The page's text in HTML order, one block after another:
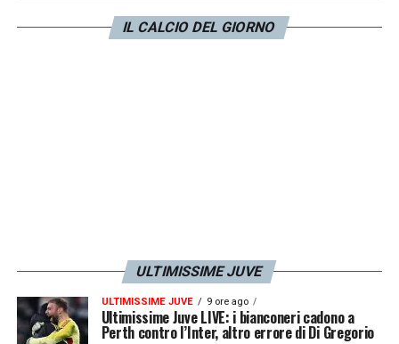
L’arrivo di CristianoRonaldoa Torino –
tornerebbe a legarsi ai colori bianconeri 17
anni dopo l’ultima volta. Ronaldo ritroverebbe
il suo ex allenatore e Zinedine Zidane
IL CALCIO DEL GIORNO
ULTIMISSIME JUVE
ULTIMISSIME JUVE 9 ore ago
Ultimissime Juve LIVE: i bianconeri cadono a
Perth contro l’Inter, altro errore di Di Gregorio